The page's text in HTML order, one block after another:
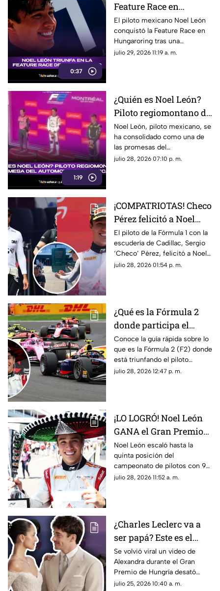
0:37
Feature Race en
Hungaroring y logra un
triunfo histórico rumbo
al campeonato
El piloto mexicano Noel León
conquistó la Feature Race en
Hungaroring tras una
impecable estrategia de pits y
julio 29, 2026 11:19 a. m.
1:19
¿Quién es Noel León?
Piloto regiomontano de
21 años y promesa del
automovilismo
mexicano con Campos
Racing
Noel León, piloto mexicano, se
ha consolidado como una de
las promesas del
automovilismo nacional al
julio 28, 2026 07:10 p. m.
¡COMPATRIOTAS! Checo
Pérez felicitó a Noel
León por su victoria en
el GP de Hungría; esto
fue lo que dijo el de
Cadillac
El piloto de la Fórmula 1 con la
escudería de Cadillac, Sergio
‘Checo’ Pérez, felicitó a Noel
León luego de su triunfo en el
julio 28, 2026 01:54 p. m.
¿Qué es la Fórmula 2
donde participa el
mexicano Noel León?
Lo que debes saber
Conoce la guía rápida sobre lo
que es la Fórmula 2 (F2) donde
está triunfando el piloto
mexicano de 21 años, Noel
julio 28, 2026 12:47 p. m.
¡LO LOGRÓ! Noel León
GANA el Gran Premio
de Hungría en la F2
Noel León escaló hasta la
quinta posición del
campeonato de pilotos con 94
unidades, impulsando también
julio 28, 2026 11:52 a. m.
¿Charles Leclerc va a
ser papá? Este es el
VIDEO que desató
rumores sobre el
embarazo de
Se volvió viral un video de
Alexandra durante el Gran
Premio de Hungría desató
rumores sobre un embarazo.
julio 25, 2026 10:40 a. m.